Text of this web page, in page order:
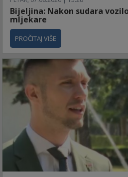
Bijeljina: Nakon sudara
mljekare
PROČITAJ VIŠE